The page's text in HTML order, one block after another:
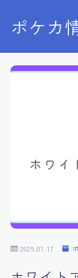
ポケカ
MENU
Home
2025.01.17